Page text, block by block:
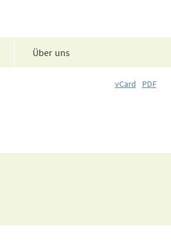
Über uns
vCard PDF